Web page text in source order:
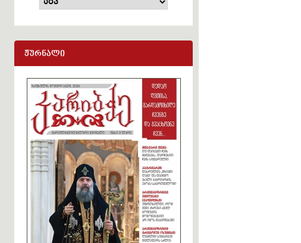
ჟურნალი